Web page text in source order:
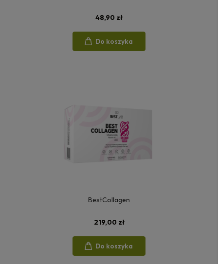
48,90 zł
Do koszyka
BestCollagen
219,00 zł
Do koszyka